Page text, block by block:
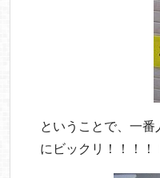
ということで、一
にビックリ！！！！